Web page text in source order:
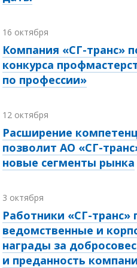
16 октября
Компания «СГ-транс»
конкурса
по профессии»
12 октября
Расширение
позволит АО «СГ-
новые сегменты рынка
3 октября
Работники «СГ-транс»
ведомственные и
награды за
и преданность